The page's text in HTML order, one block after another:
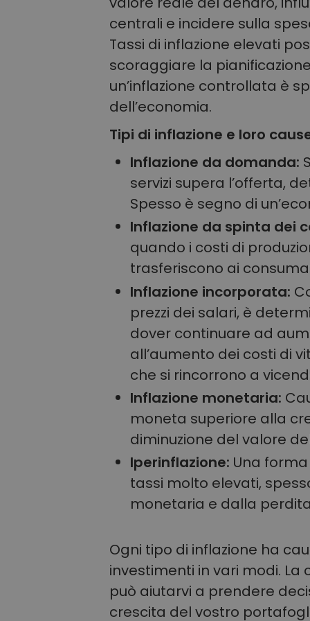
centrali e incidere sulla
Tassi di inflazione elevati
scoraggiare la
un’inflazione controllata è
dell’economia.
Tipi di inflazione e loro
Inflazione da domanda:
servizi supera l’offerta,
Spesso è segno di
Inflazione da spinta dei
quando i costi di
trasferiscono ai
Inflazione incorporata:
prezzi dei salari, è
dover continuare ad
all’aumento dei costi di
che si rincorrono a
Inflazione monetaria:
moneta superiore alla
diminuzione del valore
Iperinflazione: Una
tassi molto elevati,
monetaria e dalla
Ogni tipo di inflazione ha
investimenti in vari modi.
può aiutarvi a prendere
crescita del vostro